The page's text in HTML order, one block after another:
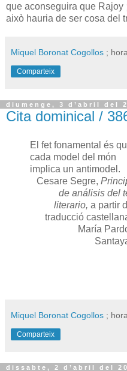
que aconseguira que Rajoy
això hauria de ser cosa del
Miquel Boronat Cogollos ;
Comparteix
diumenge, 3 d’abril del
Cita dominical /
El fet fonamental és
cada model del món
implica un antimodel.
Cesare Segre,
de análisis del
literario, a partir
traducció
María
Miquel Boronat Cogollos ;
Comparteix
dissabte, 2 d’abril del